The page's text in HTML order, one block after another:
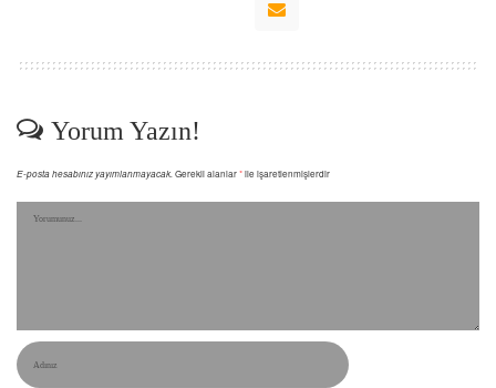
Yorum Yazın!
E-posta hesabınız yayımlanmayacak.Gerekli alanlar*ile işaretlenmişlerdir